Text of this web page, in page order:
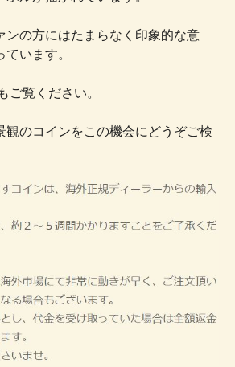
ンの方にはたまらなく印象的な意
います。
ご覧ください。
観のコインをこの機会にどうぞご検